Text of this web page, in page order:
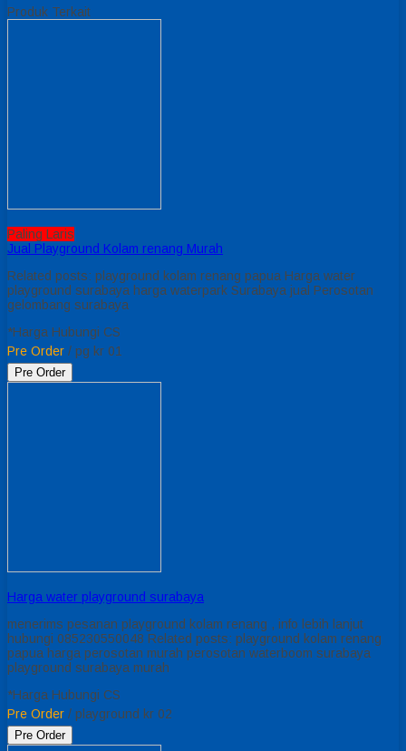
Produk Terkait
Paling Laris
Jual Playground Kolam renang Murah
Related posts: playground kolam renang papua Harga water
playground surabaya harga waterpark Surabaya jual Perosotan
gelombang surabaya
*Harga Hubungi CS
Pre Order / pg kr 01
Pre Order
Harga water playground surabaya
menerims pesanan playground kolam renang , info lebih lanjut
hubungi 085230550048 Related posts: playground kolam renang
papua harga perosotan murah perosotan waterboom surabaya
playground surabaya murah
*Harga Hubungi CS
Pre Order / playground kr 02
Pre Order